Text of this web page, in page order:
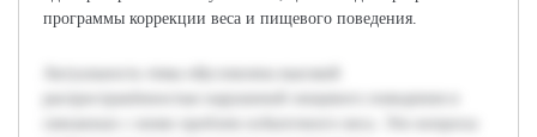
программы коррекции веса и пищевого поведения.